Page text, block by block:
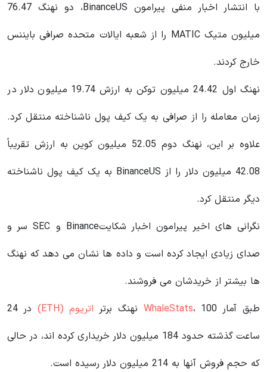
با انتشار اخبار منفی پیرامون BinanceUS، دو نهنگ 76.47
میلیون متیک MATIC را از شعبه ایالات متحده صرافی بایننس
خارج کردند.
نهنگ اول 24.42 میلیون توکن به ارزش 19.74 میلیون دلار در
زمان معامله را از صرافی به یک کیف پول ناشناخته منتقل کرد.
علاوه بر این، نهنگ دوم 52.05 میلیون کوین به ارزش تقریباً
42.08 میلیون دلار را از BinanceUS به یک کیف پول ناشناخته
دیگر منتقل کرد.
نگرانی های اخیر پیرامون اخبار شکایتBinance و SEC سر و
صدای زیادی ایجاد کرده است و داده ها نشان می دهد که نهنگ
ها بیشتر از خریدشان می فروشند.
طبق آمار
WhaleStats، 100 نهنگ برتر اتریوم (ETH)
در 24
ساعت گذشته حدود 184 میلیون دلار خریداری کرده اند، در حالی
که حجم فروش آنها به 214 میلیون دلار رسیده است.